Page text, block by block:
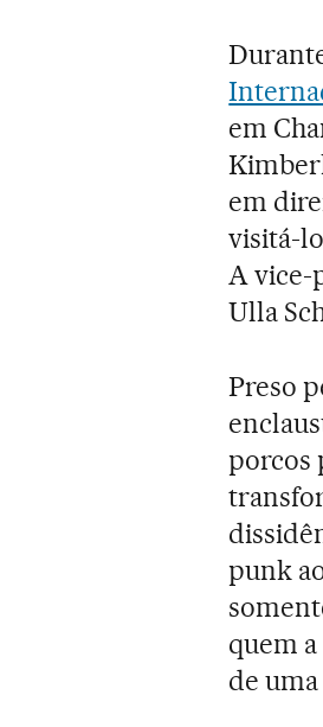
em
em
visitá-
A vice-
Ulla
Preso
porcos
punk
quem
de